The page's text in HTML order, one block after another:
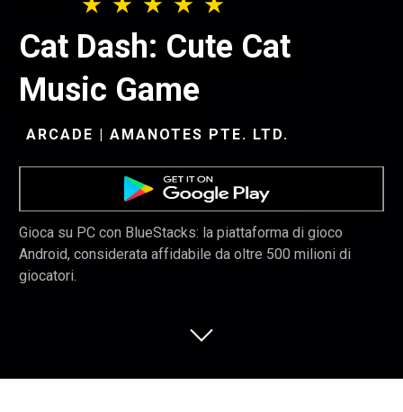
Cat Dash: Cute Cat
Music Game
ARCADE | AMANOTES PTE. LTD.
Gioca su PC con BlueStacks: la piattaforma di gioco
Android, considerata affidabile da oltre 500 milioni di
giocatori.